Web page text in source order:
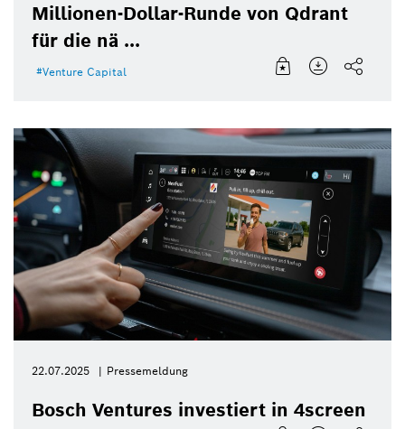
Millionen-Dollar-Runde von Qdrant
für die nä ...
Venture Capital
22.07.2025 Pressemeldung
Bosch Ventures investiert in 4screen